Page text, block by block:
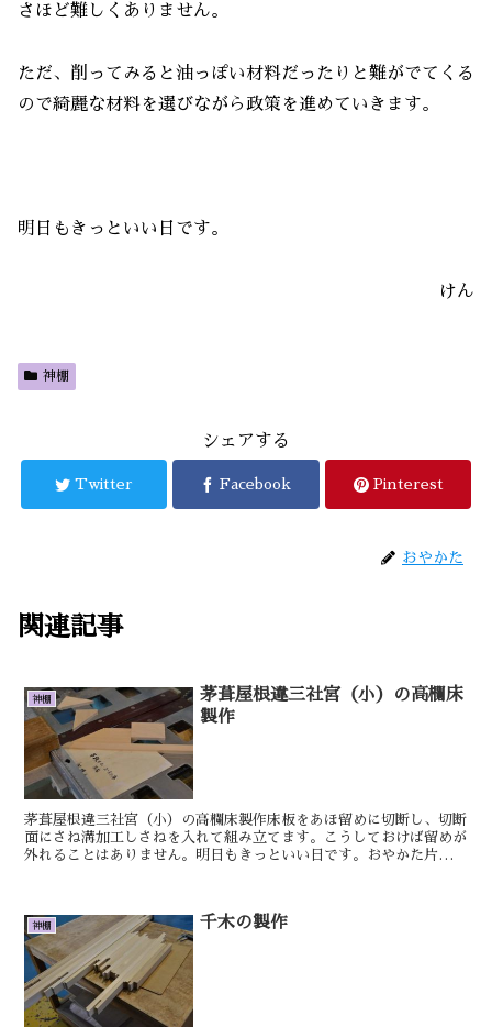
さほど難しくありません。
ただ、削ってみると油っぽい材料だったりと難がでてくる
ので綺麗な材料を選びながら政策を進めていきます。
明日もきっといい日です。
けん
神棚
シェアする
Twitter Facebook Pinterest
おやかた
関連記事
神棚
茅葺屋根違三社宮（小）の高欄床
製作
茅葺屋根違三社宮（小）の高欄床製作床板をあほ留めに切断し、切断
面にさね溝加工しさねを入れて組み立てます。こうしておけば留めが
外れることはありません。明日もきっといい日です。おやかた片面彫
神棚 千木の製作